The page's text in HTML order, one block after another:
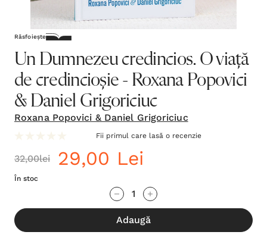
Răsfoiește
Un Dumnezeu credincios. O viață
de credincioșie - Roxana Popovici
& Daniel Grigoriciuc
Roxana Popovici & Daniel Grigoriciuc
Fii primul care lasă o recenzie
32,00lei 29,00 Lei
În stoc
te!
Stocul
Adaugă